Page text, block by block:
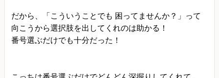
だから、「こういうことでも 困ってませんか？」って
向こうから選択肢を出してくれのは助かる！
番号選ぶだけでも十分だった！